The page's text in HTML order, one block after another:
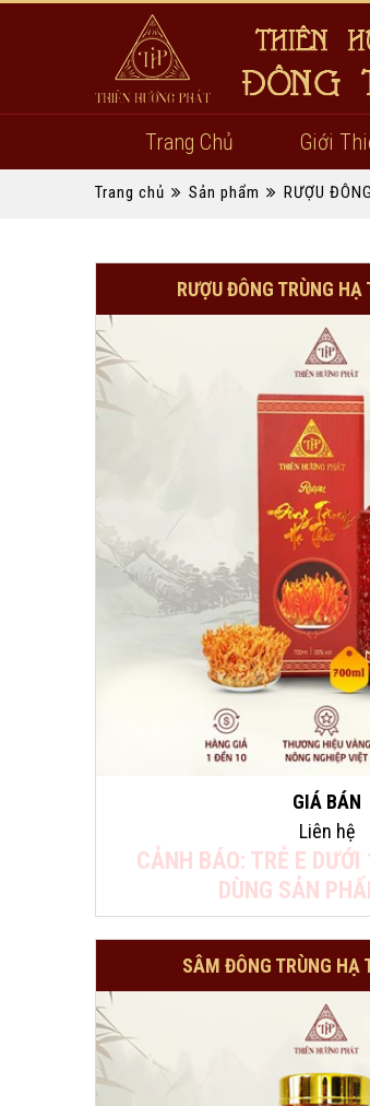
Trang Chủ Giới
Trang chủ Sản phẩm RƯỢU
RƯỢU ĐÔNG TRÙNG
GIÁ BÁN
Liên hệ
CẢNH BÁO: TRẺ E DƯỚI
DÙNG SẢN
SÂM ĐÔNG TRÙNG HẠ